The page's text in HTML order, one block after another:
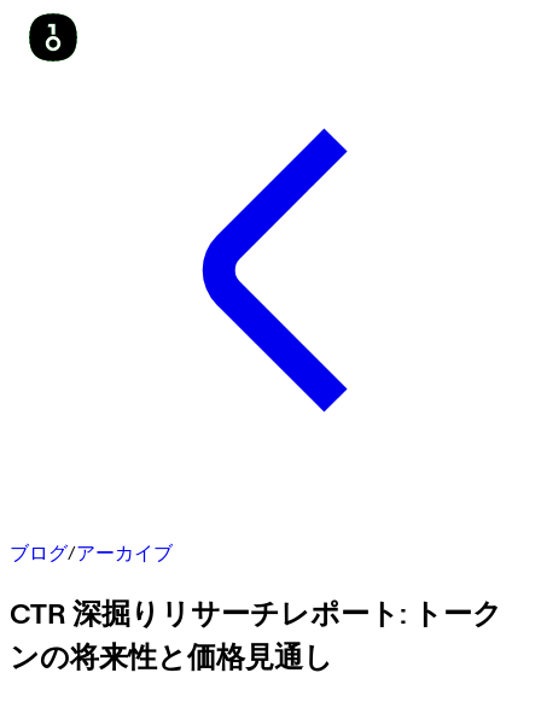
ブログ/アーカイブ
CTR 深掘りリサーチレポート: トーク
ンの将来性と価格見通し